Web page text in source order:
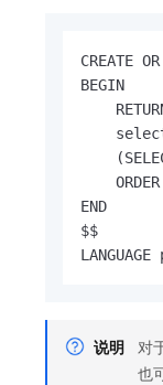
CREATE
BEGIN
END
$$
说明
对
也